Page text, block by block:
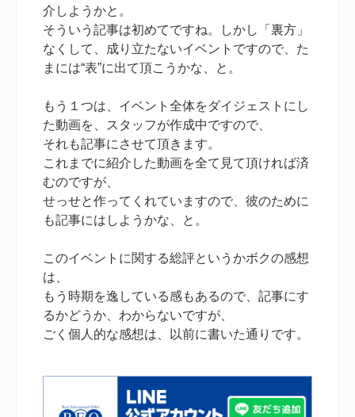
介しようかと。
そういう記事は初めてですね。しかし「裏方」
なくして、成り立たないイベントですので、た
まには“表”に出て頂こうかな、と。
もう１つは、イベント全体をダイジェストにし
た動画を、スタッフが作成中ですので、
それも記事にさせて頂きます。
これまでに紹介した動画を全て見て頂ければ済
むのですが、
せっせと作ってくれていますので、彼のために
も記事にはしようかな、と。
このイベントに関する総評というかボクの感想
は、
もう時期を逸している感もあるので、記事にす
るかどうか、わからないですが、
ごく個人的な感想は、以前に書いた通りです。